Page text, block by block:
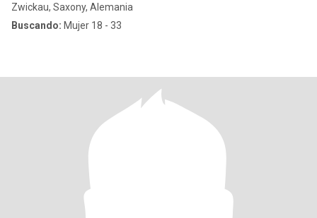
Zwickau, Saxony, Alemania
Buscando: Mujer 18 - 33